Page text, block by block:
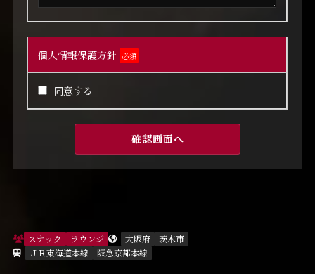
個人情報保護方針 必須
同意する
スナック ラウンジ 大阪府
茨木市
ＪＲ東海道本線
阪急京都本線